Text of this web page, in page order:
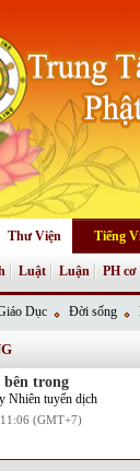
Thư Viện Tiếng
Luật Luận PH cơ
Dục Đời sống
trong
Nhiên tuyển dịch
(GMT+7)